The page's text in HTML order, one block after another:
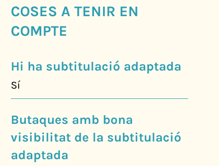
COSES A TENIR EN
COMPTE
Hi ha subtitulació adaptada
Sí
Butaques amb bona
visibilitat de la subtitulació
adaptada